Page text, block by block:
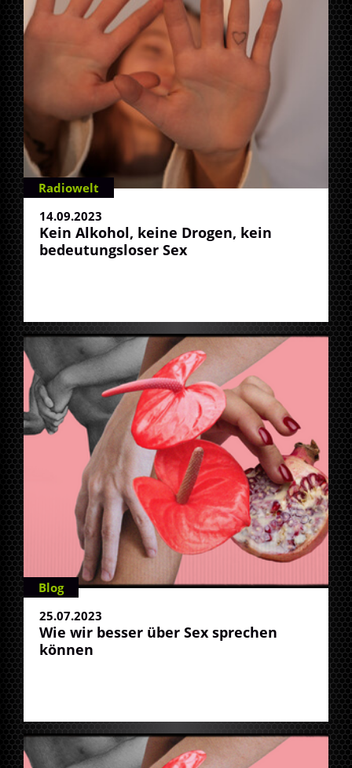
Radiowelt
14.09.2023
Kein Alkohol, keine Drogen, kein
bedeutungsloser Sex
Blog
25.07.2023
Wie wir besser über Sex sprechen
können